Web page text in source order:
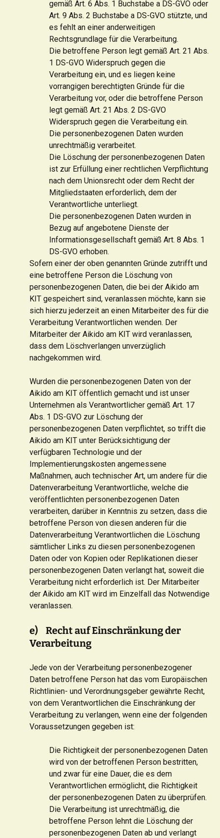
gemäß Art. 6 Abs. 1 Buchstabe a DS-GVO oder
Art. 9 Abs. 2 Buchstabe a DS-GVO stützte, und
es fehlt an einer anderweitigen
Rechtsgrundlage für die Verarbeitung.
Die betroffene Person legt gemäß Art. 21 Abs.
1 DS-GVO Widerspruch gegen die
Verarbeitung ein, und es liegen keine
vorrangigen berechtigten Gründe für die
Verarbeitung vor, oder die betroffene Person
legt gemäß Art. 21 Abs. 2 DS-GVO
Widerspruch gegen die Verarbeitung ein.
Die personenbezogenen Daten wurden
unrechtmäßig verarbeitet.
Die Löschung der personenbezogenen Daten
ist zur Erfüllung einer rechtlichen Verpflichtung
nach dem Unionsrecht oder dem Recht der
Mitgliedstaaten erforderlich, dem der
Verantwortliche unterliegt.
Die personenbezogenen Daten wurden in
Bezug auf angebotene Dienste der
Informationsgesellschaft gemäß Art. 8 Abs. 1
DS-GVO erhoben.
Sofern einer der oben genannten Gründe zutrifft und
eine betroffene Person die Löschung von
personenbezogenen Daten, die bei der Aikido am
KIT gespeichert sind, veranlassen möchte, kann sie
sich hierzu jederzeit an einen Mitarbeiter des für die
Verarbeitung Verantwortlichen wenden. Der
Mitarbeiter der Aikido am KIT wird veranlassen,
dass dem Löschverlangen unverzüglich
nachgekommen wird.
Wurden die personenbezogenen Daten von der
Aikido am KIT öffentlich gemacht und ist unser
Unternehmen als Verantwortlicher gemäß Art. 17
Abs. 1 DS-GVO zur Löschung der
personenbezogenen Daten verpflichtet, so trifft die
Aikido am KIT unter Berücksichtigung der
verfügbaren Technologie und der
Implementierungskosten angemessene
Maßnahmen, auch technischer Art, um andere für die
Datenverarbeitung Verantwortliche, welche die
veröffentlichten personenbezogenen Daten
verarbeiten, darüber in Kenntnis zu setzen, dass die
betroffene Person von diesen anderen für die
Datenverarbeitung Verantwortlichen die Löschung
sämtlicher Links zu diesen personenbezogenen
Daten oder von Kopien oder Replikationen dieser
personenbezogenen Daten verlangt hat, soweit die
Verarbeitung nicht erforderlich ist. Der Mitarbeiter
der Aikido am KIT wird im Einzelfall das Notwendige
veranlassen.
e) Recht auf Einschränkung der
Verarbeitung
Jede von der Verarbeitung personenbezogener
Daten betroffene Person hat das vom Europäischen
Richtlinien- und Verordnungsgeber gewährte Recht,
von dem Verantwortlichen die Einschränkung der
Verarbeitung zu verlangen, wenn eine der folgenden
Voraussetzungen gegeben ist:
Die Richtigkeit der personenbezogenen Daten
wird von der betroffenen Person bestritten,
und zwar für eine Dauer, die es dem
Verantwortlichen ermöglicht, die Richtigkeit
der personenbezogenen Daten zu überprüfen.
Die Verarbeitung ist unrechtmäßig, die
betroffene Person lehnt die Löschung der
personenbezogenen Daten ab und verlangt